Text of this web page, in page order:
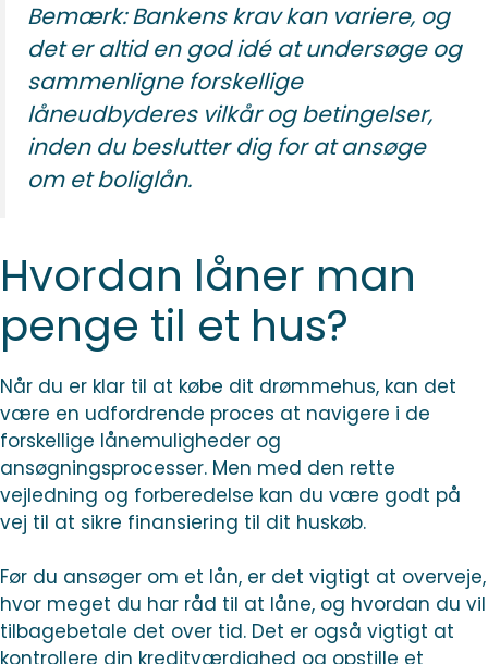
Bemærk: Bankens krav kan variere, og
det er altid en god idé at undersøge og
sammenligne forskellige
låneudbyderes vilkår og betingelser,
inden du beslutter dig for at ansøge
om et boliglån.
Hvordan låner man
penge til et hus?
Når du er klar til at købe dit drømmehus, kan det
være en udfordrende proces at navigere i de
forskellige lånemuligheder og
ansøgningsprocesser. Men med den rette
vejledning og forberedelse kan du være godt på
vej til at sikre finansiering til dit huskøb.
Før du ansøger om et lån, er det vigtigt at overveje,
hvor meget du har råd til at låne, og hvordan du vil
tilbagebetale det over tid. Det er også vigtigt at
kontrollere din kreditværdighed og opstille et